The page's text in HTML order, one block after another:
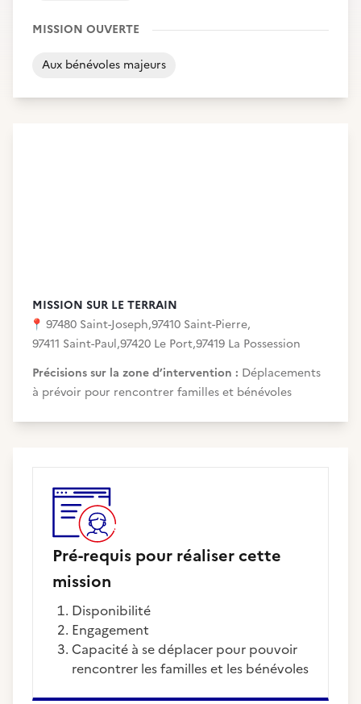
MISSION OUVERTE
Aux bénévoles majeurs
MISSION SUR LE TERRAIN
📍 97480 Saint-Joseph,97410 Saint-Pierre,
97411 Saint-Paul,97420 Le Port,97419 La Possession
Précisions sur la zone d’intervention : Déplacements
à prévoir pour rencontrer familles et bénévoles
Pré-requis pour réaliser cette
mission
Disponibilité
Engagement
Capacité à se déplacer pour pouvoir
rencontrer les familles et les bénévoles